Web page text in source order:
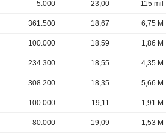
5.000 23,00 115 mil
361.500 18,67 6,75 M
100.000 18,59 1,86 M
234.300 18,55 4,35 M
308.200 18,35 5,66 M
100.000 19,11 1,91 M
80.000 19,09 1,53 M